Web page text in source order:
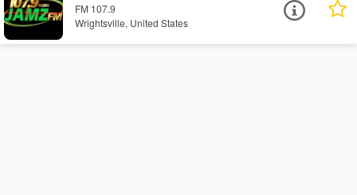
FM 107.9
Wrightsville, United States